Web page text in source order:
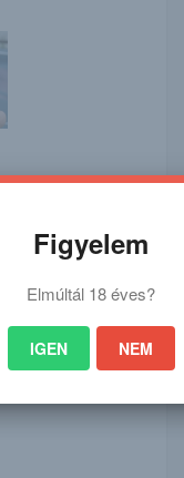
Figyelem
Elmúltál 18 éves?
IGEN NEM